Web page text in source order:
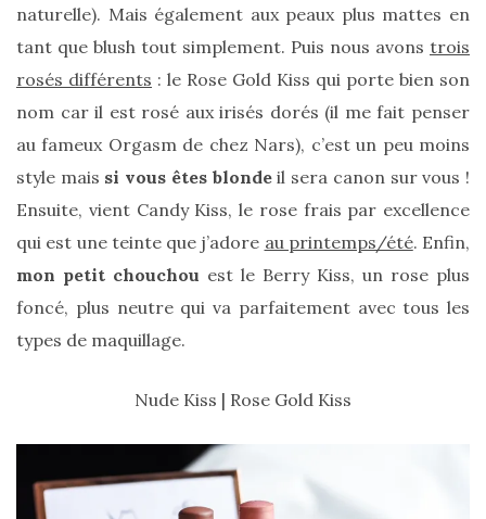
Les
tendances
printemps
été
2026
:
ma
sélection
chic
et
pratique
au
quotidien
09/05/2026
naturelle). Mais également aux peaux plus mattes en
tant que blush tout simplement. Puis nous avons trois
rosés différents : le Rose Gold Kiss qui porte bien son
nom car il est rosé aux irisés dorés (il me fait penser
au fameux Orgasm de chez Nars), c’est un peu moins
style mais si vous êtes blondeil sera canon sur vous !
Ensuite, vient Candy Kiss, le rose frais par excellence
qui est une teinte que j’adore au printemps/été. Enfin,
mon petit chouchou est le Berry Kiss, un rose plus
foncé, plus neutre qui va parfaitement avec tous les
types de maquillage.
Nude Kiss | Rose Gold Kiss